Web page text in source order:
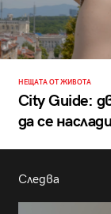
НЕЩАТА ОТ ЖИВОТА
City Guide:
да се
Следва